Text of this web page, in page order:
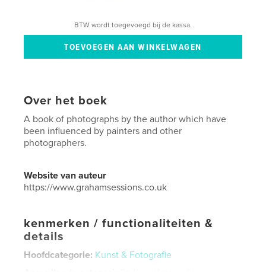
BTW wordt toegevoegd bij de kassa.
Over het boek
A book of photographs by the author which have
been influenced by painters and other
photographers.
Website van auteur
https://www.grahamsessions.co.uk
kenmerken / functionaliteiten &
details
Hoofdcategorie: Kunst & Fotografie